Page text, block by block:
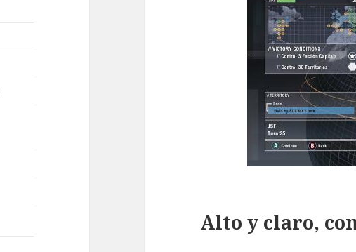
Alto y claro,